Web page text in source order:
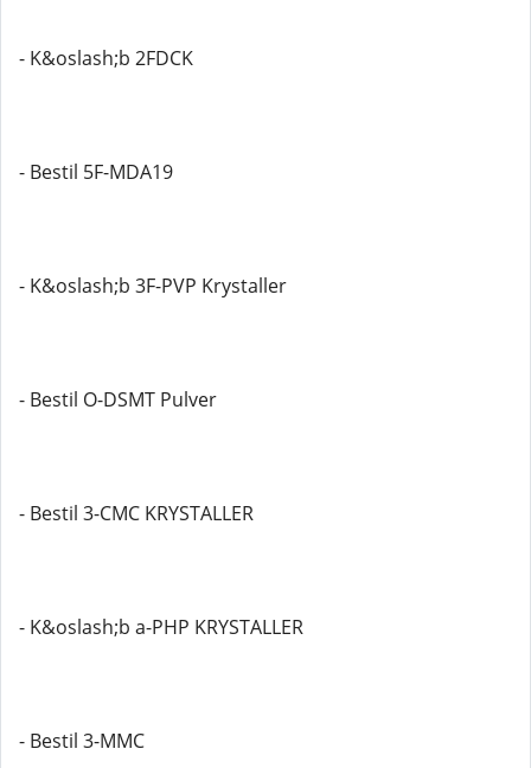
- K&oslash;b 2FDCK
- Bestil 5F-MDA19
- K&oslash;b 3F-PVP Krystaller
- Bestil O-DSMT Pulver
- Bestil 3-CMC KRYSTALLER
- K&oslash;b a-PHP KRYSTALLER
- Bestil 3-MMC